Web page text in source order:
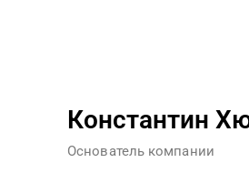
Константин
Основатель компании